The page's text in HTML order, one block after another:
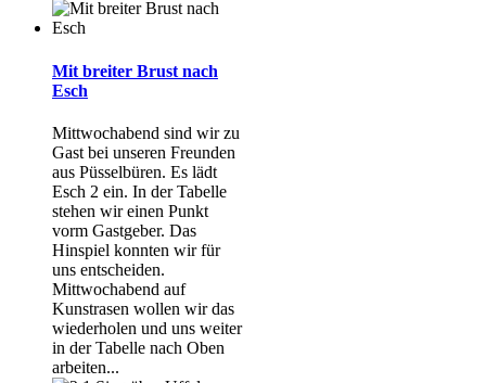
Mit breiter Brust nach
Esch
Mittwochabend sind wir zu
Gast bei unseren Freunden
aus Püsselbüren. Es lädt
Esch 2 ein. In der Tabelle
stehen wir einen Punkt
vorm Gastgeber. Das
Hinspiel konnten wir für
uns entscheiden.
Mittwochabend auf
Kunstrasen wollen wir das
wiederholen und uns weiter
in der Tabelle nach Oben
arbeiten...